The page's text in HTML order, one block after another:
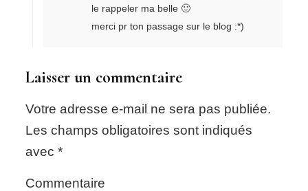
le rappeler ma belle 🙂
merci pr ton passage sur le blog :*)
Laisser un commentaire
Votre adresse e-mail ne sera pas publiée.
Les champs obligatoires sont indiqués
avec*
Commentaire